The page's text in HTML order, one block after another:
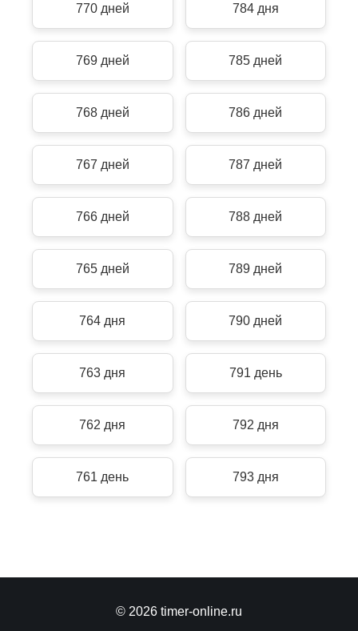
770 дней 784 дня
769 дней 785 дней
768 дней 786 дней
767 дней 787 дней
766 дней 788 дней
765 дней 789 дней
764 дня 790 дней
763 дня 791 день
762 дня 792 дня
761 день 793 дня
© 2026 timer-online.ru